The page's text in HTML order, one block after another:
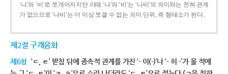
‘나’와 ‘비’로 쪼개어지지만 이때 ‘나’와 ‘비’는 ‘나비’의 의미와는 전혀 관계
가 없으므로 ‘나비’는 더 이상 쪼갤 수 없는 의미 단위, 즉 형태소가 된다.
제2절 구개음화
제6항 ‘ㄷ, ㅌ’ 받침 뒤에 종속적 관계를 가진 ‘- 이(-)’나 ‘- 히 -’가 올 적에